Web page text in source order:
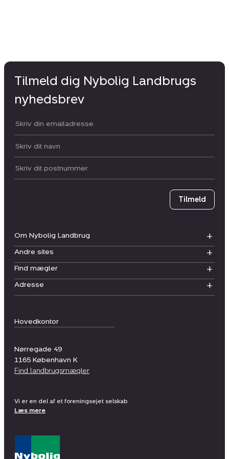
Hovedkontor
Nørregade 49
1165 København K
Find landbrugsmægler
Om Nybolig Landbrug
Andre sites
Find mægler
Adresse
Tilmeld dig Nybolig Landbrugs
nyhedsbrev
Din email:
Dit navn:
Postnummer
Tilmeld
Vi er en del af et foreningsejet selskab
Læs mere